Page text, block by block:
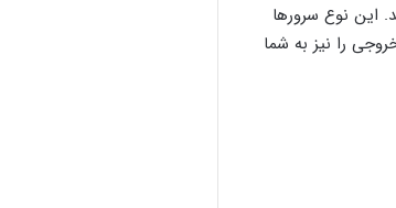
این نوع سرورها
را نیز به شما